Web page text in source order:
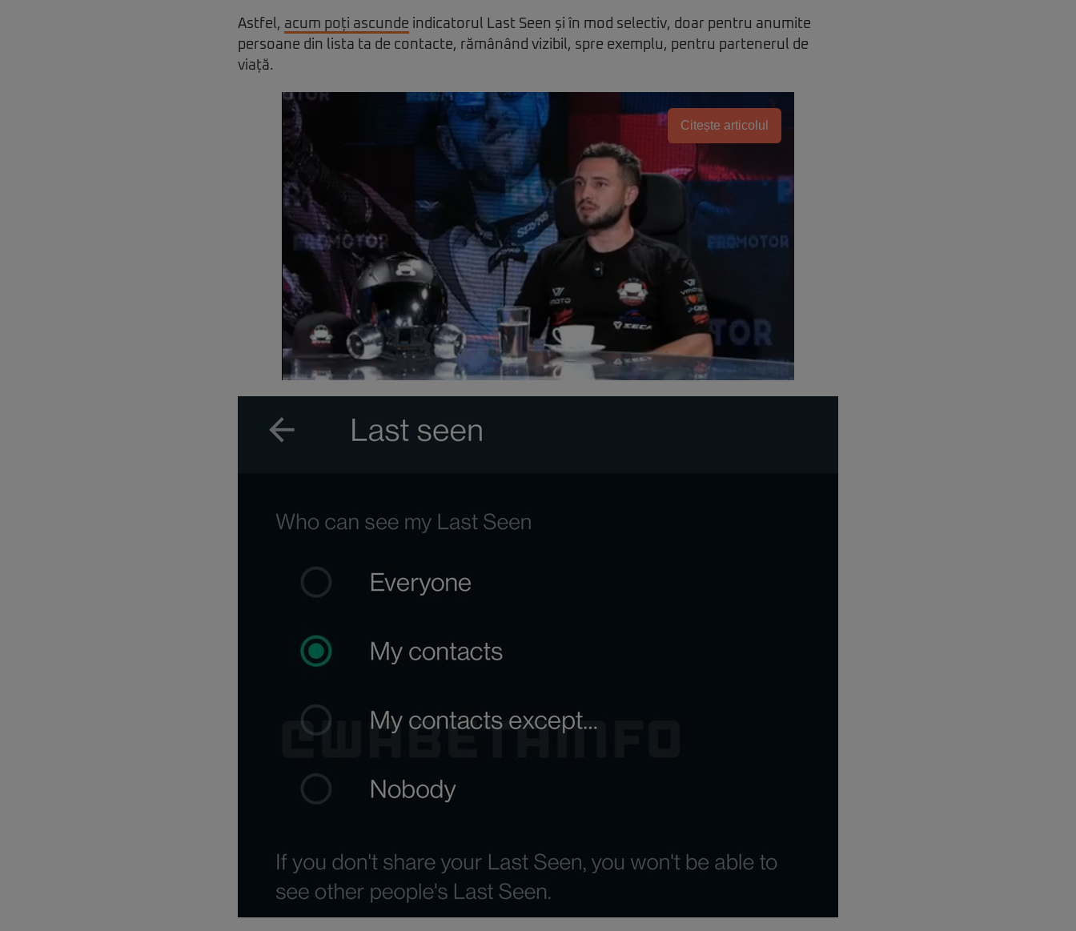
Astfel, acum poți ascunde indicatorul Last Seen și în mod selectiv, doar pentru anumite
persoane din lista ta de contacte, rămânând vizibil, spre exemplu, pentru partenerul de
viață.
Citește articolul